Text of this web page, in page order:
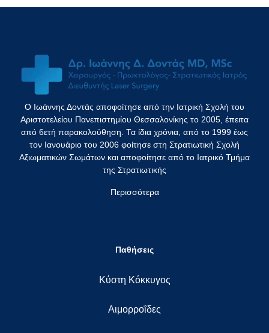
Ο Ιωάννης Δοντάς αποφοίτησε από την Ιατρική Σχολή του
Αριστοτελείου Πανεπιστημίου Θεσσαλονίκης το 2005, έπειτα
από 6ετή παρακολούθηση. Τα ίδια χρόνια, από το 1999 έως
τον Ιανουάριο του 2006 φοίτησε στη Στρατιωτική Σχολή
Αξιωματικών Σωμάτων και αποφοίτησε από το Ιατρικό Τμήμα
της Στρατιωτικής
Περισσότερα
Παθήσεις
Κύστη Κόκκυγος
Αιμορροΐδες